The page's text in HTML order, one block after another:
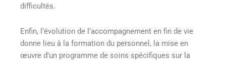
difficultés.
Enfin, l’évolution de l’accompagnement en fin de vie
donne lieu à la formation du personnel, la mise en
œuvre d’un programme de soins spécifiques sur la